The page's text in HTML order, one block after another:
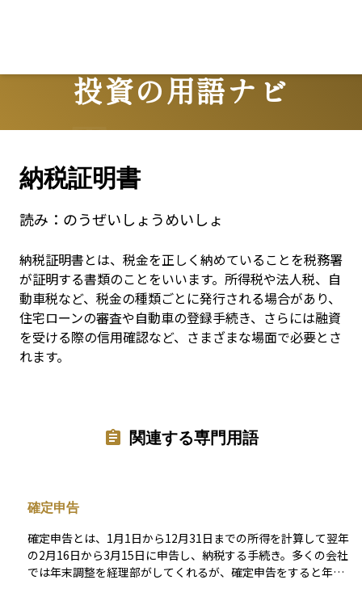
投資の用語ナビ
Terms
納税証明書
読み： のうぜいしょうめいしょ
納税証明書とは、税金を正しく納めていることを税務署
が証明する書類のことをいいます。所得税や法人税、自
動車税など、税金の種類ごとに発行される場合があり、
住宅ローンの審査や自動車の登録手続き、さらには融資
を受ける際の信用確認など、さまざまな場面で必要とさ
れます。
関連する専門用語
確定申告
確定申告とは、1月1日から12月31日までの所得を計算して翌年
の2月16日から3月15日に申告し、納税する手続き。多くの会社
では年末調整を経理部がしてくれるが、確定申告をすると年末